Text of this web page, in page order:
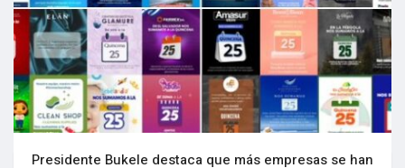
Presidente Bukele destaca que más empresas se han